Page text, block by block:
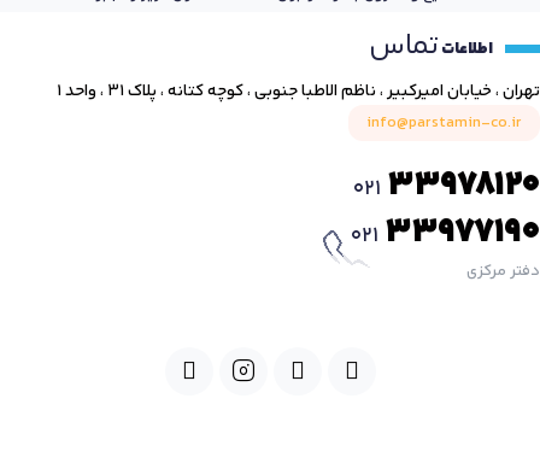
اطلاعاتتماس
تهران ، خیابان امیرکبیر ، ناظم الاطبا جنوبی ، کوچه کتانه ، پلاک ۳۱ ، واحد ۱
info@parstamin-co.ir
021 33978120
021 33977190
دفتر مرکزی